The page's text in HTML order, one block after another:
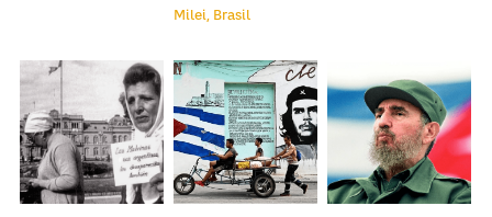
Milei, Brasil